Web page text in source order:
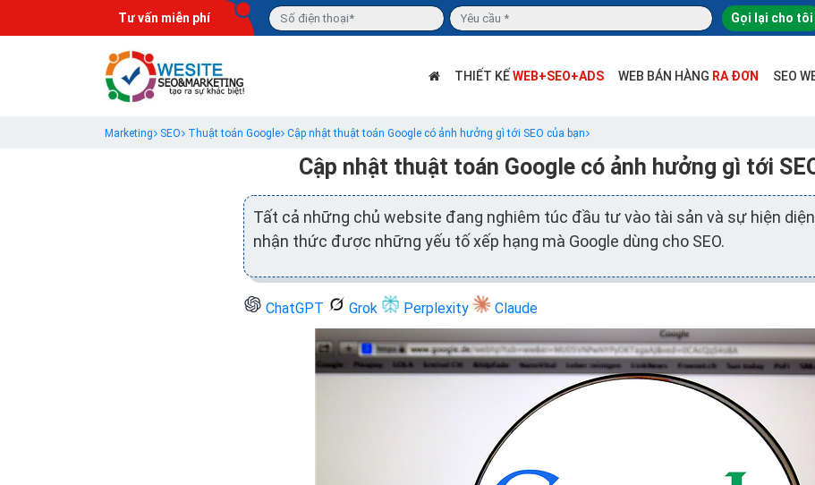
Tư vấn miễn phí Gọi lại cho tôi
THIẾT KẾWEB+SEO+ADS WEB BÁN HÀNG RA ĐƠN SEO
Marketing SEO Thuật toán Google Cập nhật thuật toán Google có ảnh hưởng gì tới SEO của bạn
Cập nhật thuật toán Google có ảnh hưởng gì tới
Tất cả những chủ website đang nghiêm túc đầu tư vào tài sản và sự hiện
nhận thức được những yếu tố xếp hạng mà Google dùng cho SEO.
ChatGPT Grok Perplexity Claude